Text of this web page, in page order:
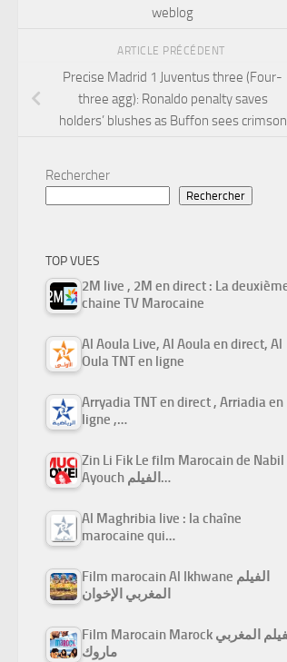
weblog
ARTICLE PRÉCÉDENT
Precise Madrid 1 Juventus three (Four-
three agg): Ronaldo penalty saves
holders’ blushes as Buffon sees crimson
Rechercher
Rechercher
TOP VUES
2M live , 2M en direct : La
chaine TV Marocaine
Al Aoula Live, Al Aoula en direct, Al
Oula TNT en ligne
Arryadia TNT en direct , Arriadia en
ligne ,…
Zin Li Fik Le film Marocain de Nabil
Ayouch الفيلم…
Al Maghribia live : la chaîne
marocaine qui…
Film marocain Al Ikhwane الفيلم
المغربي الإخوان
Film Marocain Marock الفيلم المغربي
ماروك